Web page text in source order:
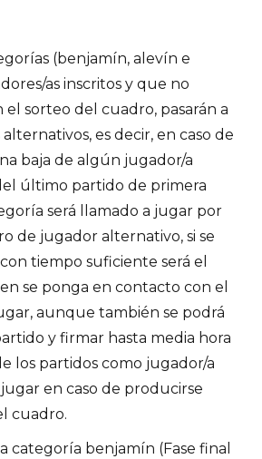
(benjamín, alevín e
as inscritos y que no
el sorteo del cuadro, pasarán a
es decir, en caso de
baja de algún jugador/a
último partido de primera
será llamado a jugar por
de jugador alternativo, si se
tiempo suficiente será el
se ponga en contacto con el
aunque también se podrá
y firmar hasta media hora
los partidos como jugador/a
en caso de producirse
cuadro.
categoría benjamín (Fase final